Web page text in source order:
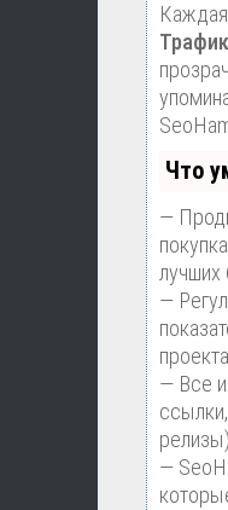
Что
—
—
— Все
—